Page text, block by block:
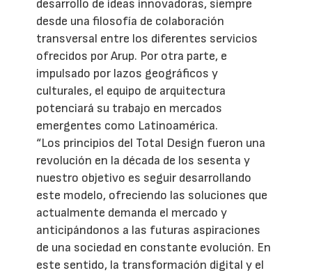
desarrollo de ideas innovadoras, siempre
desde una filosofía de colaboración
transversal entre los diferentes servicios
ofrecidos por Arup. Por otra parte, e
impulsado por lazos geográficos y
culturales, el equipo de arquitectura
potenciará su trabajo en mercados
emergentes como Latinoamérica.
“Los principios del Total Design fueron una
revolución en la década de los sesenta y
nuestro objetivo es seguir desarrollando
este modelo, ofreciendo las soluciones que
actualmente demanda el mercado y
anticipándonos a las futuras aspiraciones
de una sociedad en constante evolución. En
este sentido, la transformación digital y el